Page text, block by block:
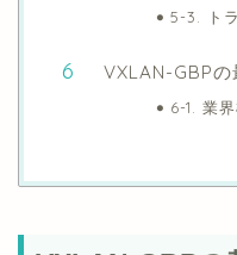
5-3. ト
VXLAN-GBP
6-1. 業